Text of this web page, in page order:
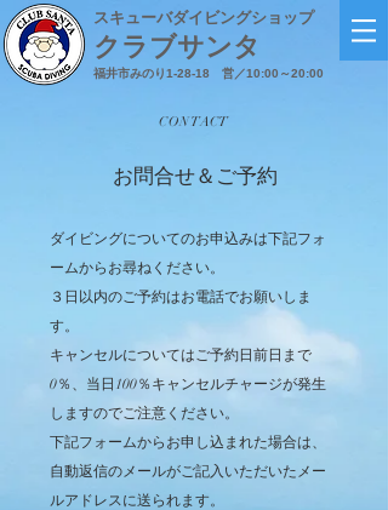
スキューバダイビングショップ
クラブサンタ
福井市みのり1-28-18 営／10:00～20:00
CONTACT
お問合せ＆ご予約
ダイビングについてのお申込みは下記フォ
ームからお尋ねください。
３日以内のご予約はお電話でお願いしま
す。
キャンセルについてはご予約日前日まで
0％、当日100％キャンセルチャージが発生
しますのでご注意ください。
下記フォームからお申し込まれた場合は、
自動返信のメールがご記入いただいたメー
ルアドレスに送られます。